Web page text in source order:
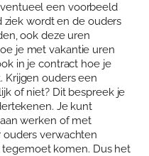
een voorbeeld
ziek wordt en de ouders
ook deze uren
je met vakantie uren
in je contract hoe je
Krijgen ouders een
of niet? Dit bespreek je
Je kunt
werken of met
ouders verwachten
komen. Dus het